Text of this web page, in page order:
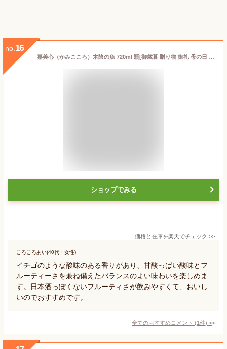
no. 16
嘉美心（かみこころ）木陰の魚 720ml 瓶[御歳暮 贈り物 御礼 母の日 父の日 御中元]
ショップでみる
価格と在庫を楽天でチェック >>
ころころあい(40代・女性)
イチゴのような酸味のある香りがあり、甘酸っぱい酸味とフ
ルーティーさを兼ね備えたバランスのよい味わいを楽しめま
す。日本酒っぽくないフルーティさが飲みやすくて、おいし
いのでおすすめです。
全てのおすすめコメント (1件) >